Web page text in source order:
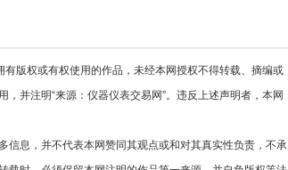
版权或有权使用的作品，未经本网授权不得转载、摘编或
并注明“来源：仪器仪表交易网”。违反上述声明者，本网
信息，并不代表本网赞同其观点或和对其真实性负责，不承